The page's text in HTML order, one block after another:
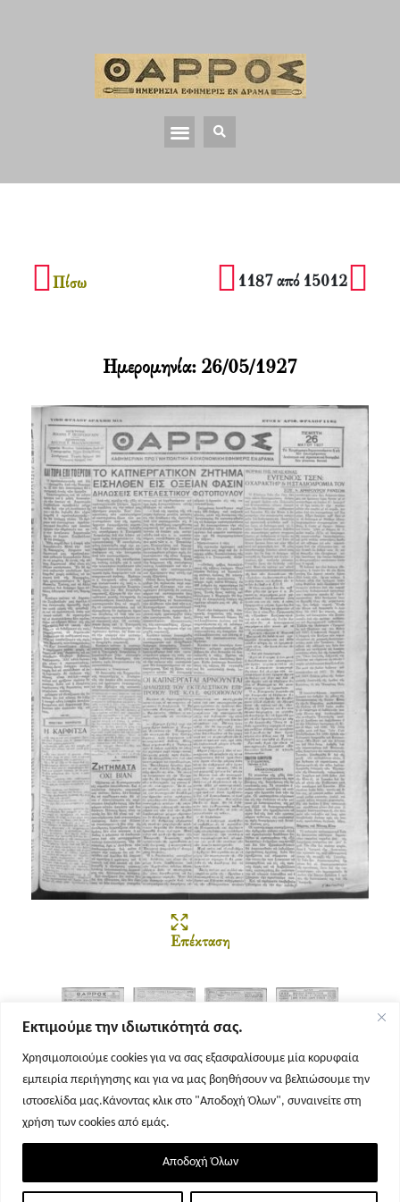
Εκτιμούμε την ιδιωτικότητά σας.
Χρησιμοποιούμε cookies για να σας εξασφαλίσουμε μία κορυφαία
εμπειρία περιήγησης και για να μας βοηθήσουν να βελτιώσουμε την
ιστοσελίδα μας.Κάνοντας κλικ στο "Αποδοχή Όλων", συναινείτε στη
χρήση των cookies από εμάς.
Αποδοχή Όλων
Πίσω 1187 από 15012
Επέκταση
Σελίδα 1 Σελίδα 2 Σελίδα 3 Σελίδα 4
Ημερομηνία: 26/05/1927